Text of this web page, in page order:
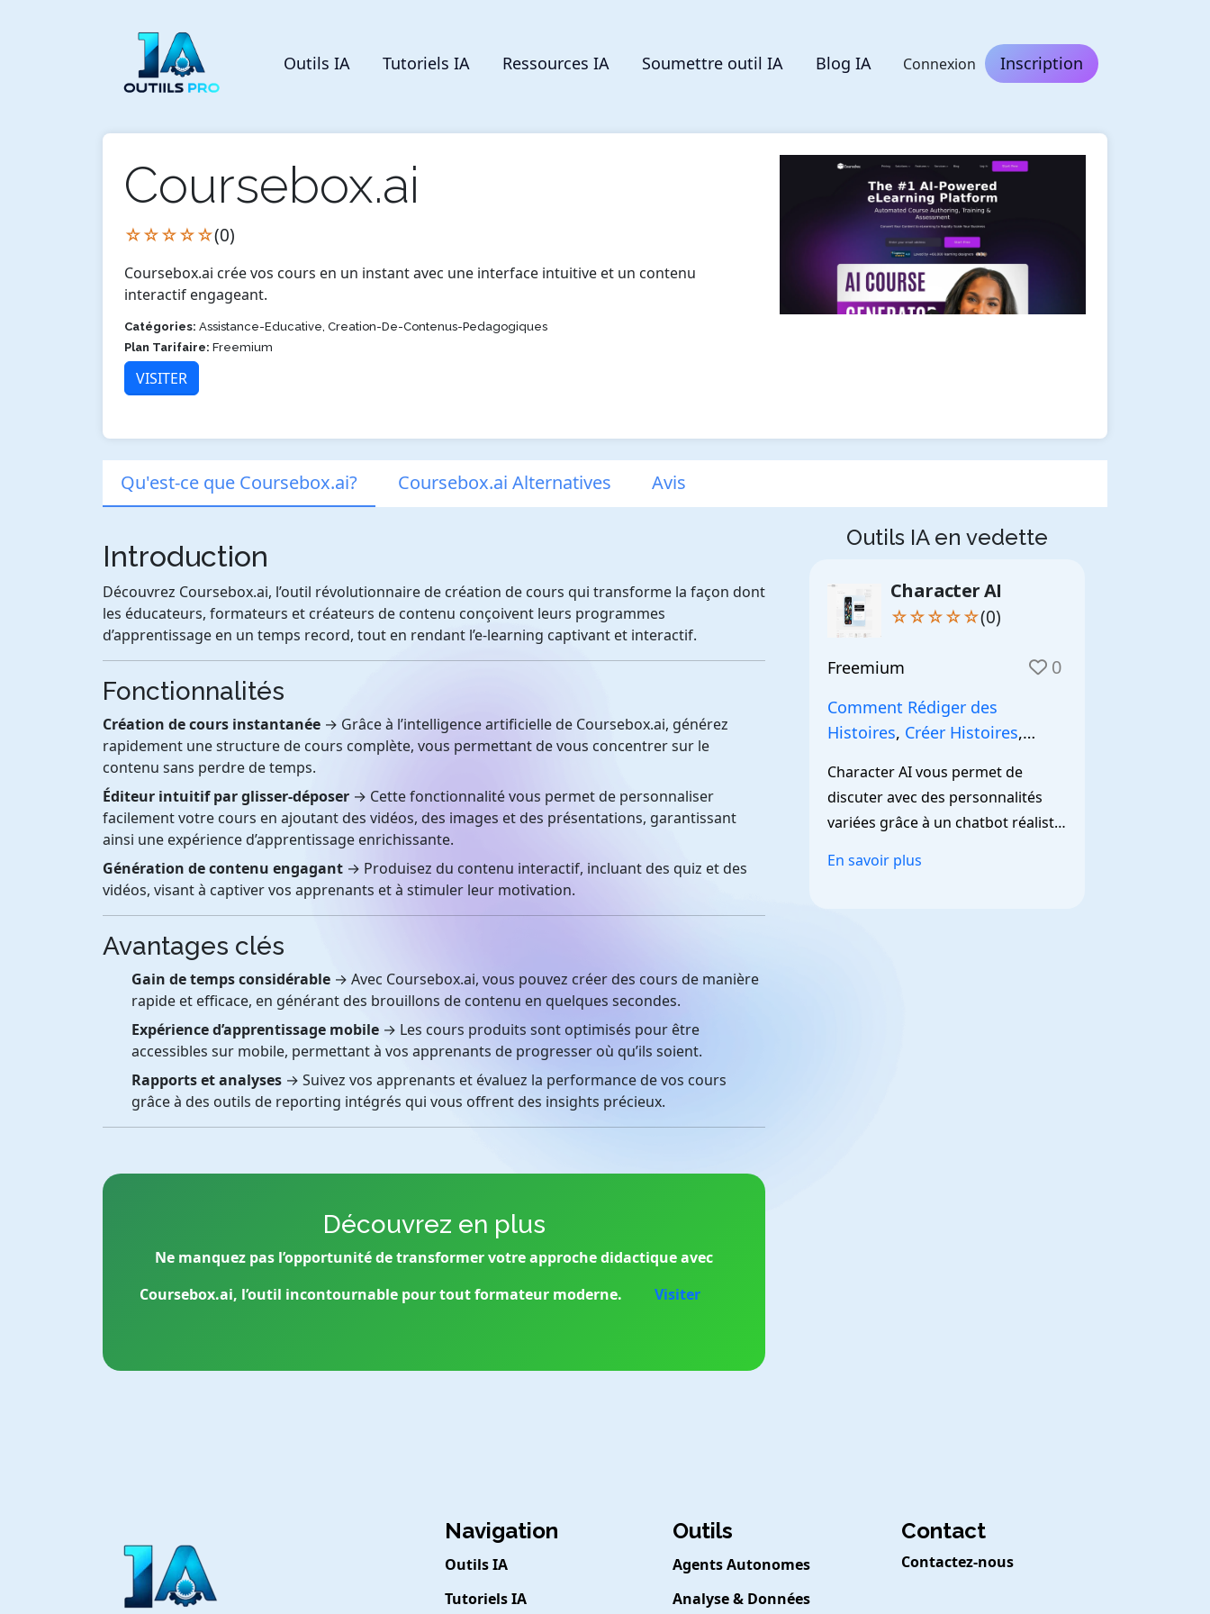
Outils IA Tutoriels IA Ressources IA Soumettre outil IA Blog IA Connexion Inscription
Coursebox.ai
☆☆☆☆☆(0)
Coursebox.ai crée vos cours en un instant avec une interface intuitive et un contenu
interactif engageant.
Catégories: Assistance-Educative, Creation-De-Contenus-Pedagogiques
Plan Tarifaire: Freemium
VISITER
Qu'est-ce que Coursebox.ai? Coursebox.ai Alternatives Avis
Introduction
Découvrez Coursebox.ai, l’outil révolutionnaire de création de cours qui transforme la façon dont
les éducateurs, formateurs et créateurs de contenu conçoivent leurs programmes
d’apprentissage en un temps record, tout en rendant l’e-learning captivant et interactif.
Fonctionnalités
Création de cours instantanée → Grâce à l’intelligence artificielle de Coursebox.ai, générez
rapidement une structure de cours complète, vous permettant de vous concentrer sur le
contenu sans perdre de temps.
Éditeur intuitif par glisser-déposer → Cette fonctionnalité vous permet de personnaliser
facilement votre cours en ajoutant des vidéos, des images et des présentations, garantissant
ainsi une expérience d’apprentissage enrichissante.
Génération de contenu engagant → Produisez du contenu interactif, incluant des quiz et des
vidéos, visant à captiver vos apprenants et à stimuler leur motivation.
Avantages clés
Gain de temps considérable → Avec Coursebox.ai, vous pouvez créer des cours de manière
rapide et efficace, en générant des brouillons de contenu en quelques secondes.
Expérience d’apprentissage mobile → Les cours produits sont optimisés pour être
accessibles sur mobile, permettant à vos apprenants de progresser où qu’ils soient.
Rapports et analyses → Suivez vos apprenants et évaluez la performance de vos cours
grâce à des outils de reporting intégrés qui vous offrent des insights précieux.
Découvrez en plus
Ne manquez pas l’opportunité de transformer votre approche didactique avec
Coursebox.ai, l’outil incontournable pour tout formateur moderne.
Visiter
Outils IA en vedette
Character AI
☆☆☆☆☆(0)
Freemium 0
Comment Rédiger des
Histoires, Créer Histoires,
Character AI vous permet de
discuter avec des personnalités
variées grâce à un chatbot réaliste
En savoir plus
Navigation
Outils IA
Tutoriels IA
Outils
Agents Autonomes
Analyse & Données
Contact
Contactez-nous